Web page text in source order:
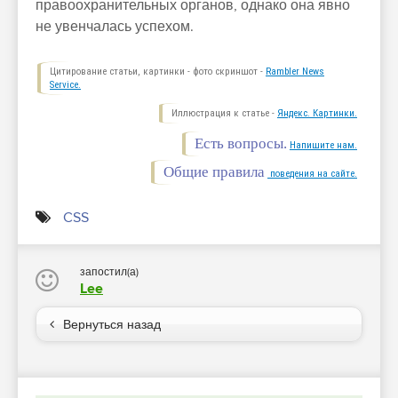
правоохранительных органов, однако она явно
не увенчалась успехом.
Цитирование статьи, картинки - фото скриншот - Rambler News
Service.
Иллюстрация к статье - Яндекс. Картинки.
Есть вопросы. Напишите нам.
Общие правила поведения на сайте.
CSS
запостил(а)
Lee
Вернуться назад